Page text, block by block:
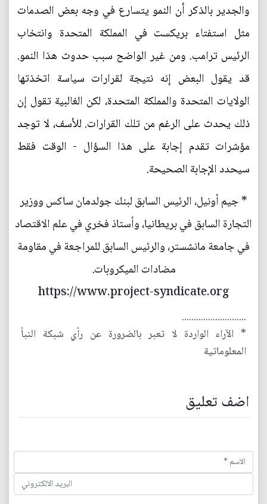
والجدير بالذكر أن النمو يتسارع في وجه بعض الصدمات
مثل استفتاء بريكست في المملكة المتحدة وانتخاب
الرئيس ترامب. ومن غير الواضح سبب حدوث هذا النمو.
قد يقول البعض إنه نتيجة لقرارات سياسة اتخذتها
الولايات المتحدة والمملكة المتحدة، لكن الغالبية تقول إن
ذلك يحدث على الرغم من تلك القرارات. للأسف، لا توجد
مؤشرات تقدم إجابة على هذا السؤال - الوقت فقط
سيحدد الإجابة الصحيحة.
* جيم أونيل، الرئيس السابق لبنك جولدمان ساكس ووزير
التجارة السابق في بريطانيا، وأستاذ فخري في علم الاقتصاد
في جامعة مانشستر، والرئيس السابق للمراجعة في مقاومة
مضادات الميكروبات.
https://www.project-syndicate.org
...........................
* الآراء الواردة لا تعبر بالضرورة عن رأي شبكة النبأ
المعلوماتية
اضف تعليق